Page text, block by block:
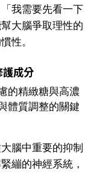
我需要先看一下
大腦爭取理性的
性。
成分
的精緻糖與高濃
體質調整的關鍵
腦中重要的抑制
繃的神經系統，